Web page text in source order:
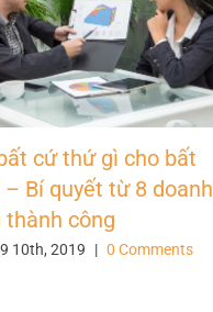
cứ thứ gì cho bất
– Bí quyết từ 8 doanh
thành công
10th, 2019 | 0 Comments